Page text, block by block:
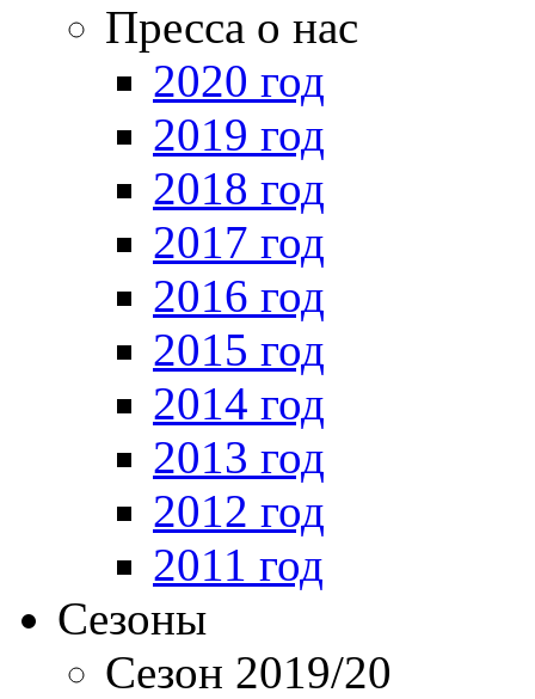
Пресса о нас
2020 год
2019 год
2018 год
2017 год
2016 год
2015 год
2014 год
2013 год
2012 год
2011 год
Сезоны
Сезон 2019/20